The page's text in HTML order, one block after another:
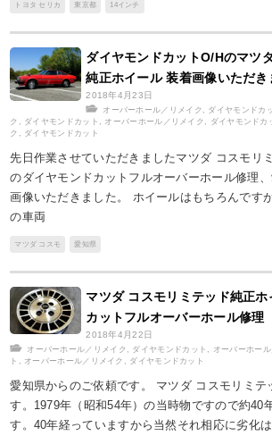
トヨタ セリカ 東京都 14インチ
ダイヤモンドカットO/Hのマツ
純正ホイール 装着画像いただき
2018年4月23日
オーバーホール／リメイク , ダイヤモンドカ
ク , ダイヤモンドカット , オーバーホール／リメイク , ダイヤモンドカ
ク , ダイヤモンドカット
先日作業させていただきましたマツダ コスモリ
のダイヤモンドカットフルオーバーホール修理
画像いただきました。 ホイールはもちろんです
の車両
マツダ コスモ 愛知県
マツダ コスモリミテッド純正
カットフルオーバーホール修理
2018年4月22日
オーバーホール／リメイク , ダイヤモンドカット , オーバーホー
ト , オーバーホール／リメイク , ダイヤモンドカット
愛知県からのご依頼です。 マツダ コスモリミテ
す。1979年（昭和54年）の当時物ですので約40
す。40年経っていますから当然それ相応に劣化